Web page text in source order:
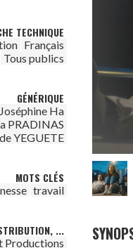
TECHNIQUE
Français
Tous publics
GÉNÉRIQUE
Joséphine Ha
PRADINAS
YEGUETE
MOTS CLÉS
travail
...
Productions